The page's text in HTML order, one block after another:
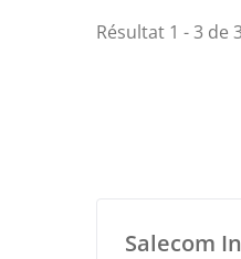
Résultat 1 - 3 de 3
Salecom